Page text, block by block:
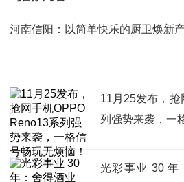
河南信阳：以简单快乐的厨卫焕新
11月25发布，抢
列强势来袭，一
光彩事业 30 年